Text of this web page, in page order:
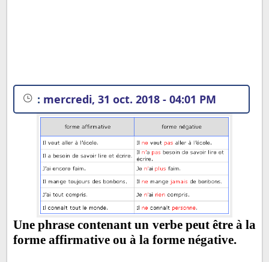
: mercredi, 31 oct. 2018 - 04:01 PM
Une phrase contenant un verbe peut être à la
forme affirmative ou à la forme négative.